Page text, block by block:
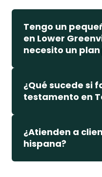
Tengo un
en Lower
necesito un
¿Qué sucede si
testamento en
¿Atienden a
hispana?